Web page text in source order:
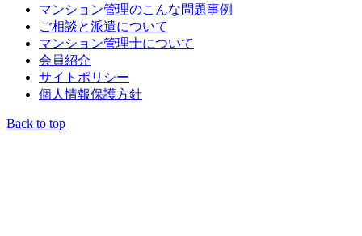
マンション管理のこんな問題事例
ご相談と派遣について
マンション管理士について
会員紹介
サイトポリシー
個人情報保護方針
Back to top